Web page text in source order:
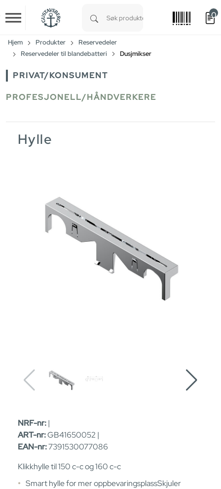
Skip to main content
0
Hjem Produkter
Reservedeler
Reservedeler til blandebatteri
Dusjmikser
PRIVAT/KONSUMENT
PROFESJONELL/HÅNDVERKERE
Hylle
NRF-nr:|
ART-nr:GB41650052 |
EAN-nr:7391530077086
Klikkhylle til 150 c-c og 160 c-c
Smart hylle for mer oppbevaringsplassSkjuler